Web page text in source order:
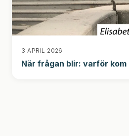
3 APRIL 2026
När frågan blir: varför kom